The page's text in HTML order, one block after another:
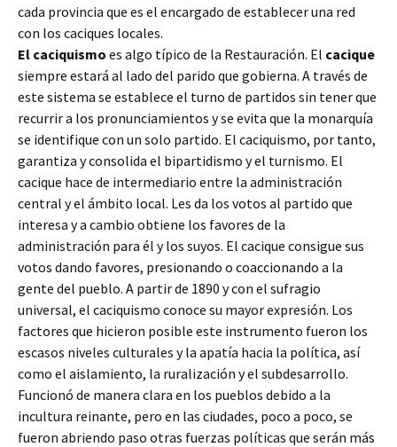
cada provincia que es el encargado de establecer una red
con los caciques locales.
El caciquismo es algo típico de la Restauración. El cacique
siempre estará al lado del parido que gobierna. A través de
este sistema se establece el turno de partidos sin tener que
recurrir a los pronunciamientos y se evita que la monarquía
se identifique con un solo partido. El caciquismo, por tanto,
garantiza y consolida el bipartidismo y el turnismo. El
cacique hace de intermediario entre la administración
central y el ámbito local. Les da los votos al partido que
interesa y a cambio obtiene los favores de la
administración para él y los suyos. El cacique consigue sus
votos dando favores, presionando o coaccionando a la
gente del pueblo. A partir de 1890 y con el sufragio
universal, el caciquismo conoce su mayor expresión. Los
factores que hicieron posible este instrumento fueron los
escasos niveles culturales y la apatía hacia la política, así
como el aislamiento, la ruralización y el subdesarrollo.
Funcionó de manera clara en los pueblos debido a la
incultura reinante, pero en las ciudades, poco a poco, se
fueron abriendo paso otras fuerzas políticas que serán más